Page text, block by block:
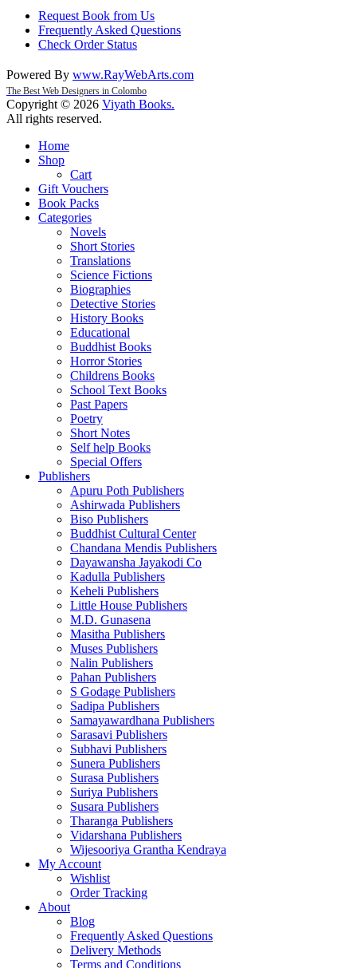
Request Book from Us
Frequently Asked Questions
Check Order Status
Powered By www.RayWebArts.com
The Best Web Designers in Colombo
Copyright © 2026 Viyath Books.
All rights reserved.
Home
Shop
Cart
Gift Vouchers
Book Packs
Categories
Novels
Short Stories
Translations
Science Fictions
Biographies
Detective Stories
History Books
Educational
Buddhist Books
Horror Stories
Childrens Books
School Text Books
Past Papers
Poetry
Short Notes
Self help Books
Special Offers
Publishers
Apuru Poth Publishers
Ashirwada Publishers
Biso Publishers
Buddhist Cultural Center
Chandana Mendis Publishers
Dayawansha Jayakodi Co
Kadulla Publishers
Keheli Publishers
Little House Publishers
M.D. Gunasena
Masitha Publishers
Muses Publishers
Nalin Publishers
Pahan Publishers
S Godage Publishers
Sadipa Publishers
Samayawardhana Publishers
Sarasavi Publishers
Subhavi Publishers
Sunera Publishers
Surasa Publishers
Suriya Publishers
Susara Publishers
Tharanga Publishers
Vidarshana Publishers
Wijesooriya Grantha Kendraya
My Account
Wishlist
Order Tracking
About
Blog
Frequently Asked Questions
Delivery Methods
Terms and Conditions